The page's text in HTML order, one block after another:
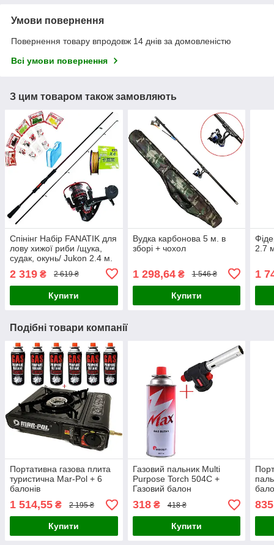
Умови повернення
Повернення товару впродовж 14 днів за домовленістю
Всі умови повернення
З цим товаром також замовляють
Спінінг Набір FANATIK для
лову хижої риби /щука,
судак, окунь/ Jukon 2.4 м.
2 319 ₴ 2 619 ₴
Купити
Вудка карбонова 5 м. в
зборі + чохол
1 298,64₴ 1 546 ₴
Купити
2.7
1
Подібні товари компанії
Портативна газова плита
туристична Mar-Pol + 6
балонів
1 514,55 ₴ 2 195 ₴
Купити
Газовий пальник Multi
Purpose Torch 504C +
Газовий балон
318₴ 418 ₴
Купити